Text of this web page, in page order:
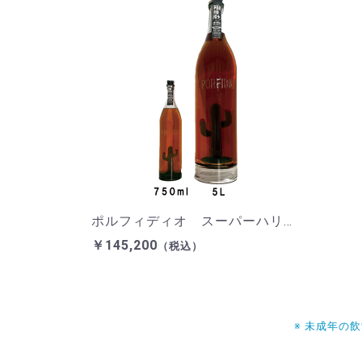
ポルフィディオ スーパーハリスコ アネホ 5L 40%
￥145,200 （税込）
※ 未成年の